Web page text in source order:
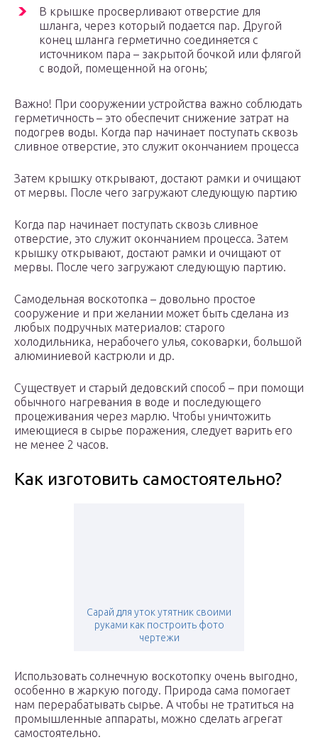
В крышке просверливают отверстие для
шланга, через который подается пар. Другой
конец шланга герметично соединяется с
источником пара – закрытой бочкой или флягой
с водой, помещенной на огонь;
Важно! При сооружении устройства важно соблюдать
герметичность – это обеспечит снижение затрат на
подогрев воды. Когда пар начинает поступать сквозь
сливное отверстие, это служит окончанием процесса
Затем крышку открывают, достают рамки и очищают
от мервы. После чего загружают следующую партию
Когда пар начинает поступать сквозь сливное
отверстие, это служит окончанием процесса. Затем
крышку открывают, достают рамки и очищают от
мервы. После чего загружают следующую партию.
Самодельная воскотопка – довольно простое
сооружение и при желании может быть сделана из
любых подручных материалов: старого
холодильника, нерабочего улья, соковарки, большой
алюминиевой кастрюли и др.
Существует и старый дедовский способ – при помощи
обычного нагревания в воде и последующего
процеживания через марлю. Чтобы уничтожить
имеющиеся в сырье поражения, следует варить его
не менее 2 часов.
Как изготовить самостоятельно?
Сарай для уток утятник своими
руками как построить фото
чертежи
Использовать солнечную воскотопку очень выгодно,
особенно в жаркую погоду. Природа сама помогает
нам перерабатывать сырье. А чтобы не тратиться на
промышленные аппараты, можно сделать агрегат
самостоятельно.